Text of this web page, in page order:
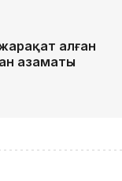
алған
азаматы